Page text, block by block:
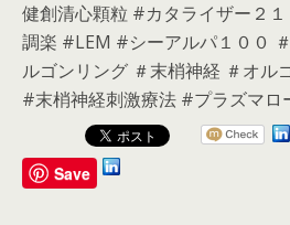
健創清心顆粒 #カタライザー２
調楽 #LEM #シーアルパ１００
ルゴンリング ＃末梢神経 ＃オル
#末梢神経刺激療法 #プラズマロ
Save